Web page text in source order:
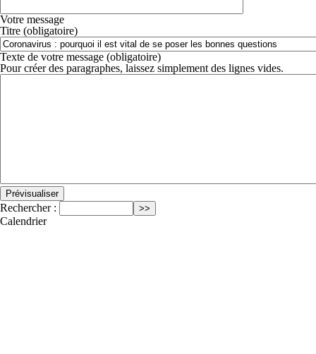
Votre message
Titre (obligatoire)
Texte de votre message (obligatoire)
Pour créer des paragraphes, laissez simplement des lignes vides.
Rechercher :
Calendrier